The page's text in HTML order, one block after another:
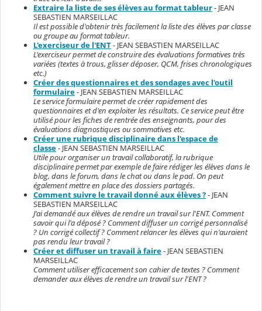
Extraire la liste de ses élèves au format tableur- JEAN
SEBASTIEN MARSEILLAC
Il est possible d'obtenir très facilement la liste des élèves par classe
ou groupe au format tableur.
L'exerciseur de l'ENT- JEAN SEBASTIEN MARSEILLAC
L'exerciseur permet de construire des évaluations formatives très
variées (textes à trous, glisser déposer, QCM, frises chronologiques
etc.)
Créer des questionnaires et des sondages avec l'outil
formulaire- JEAN SEBASTIEN MARSEILLAC
Le service formulaire permet de créer rapidement des
questionnaires et d'en exploiter les résultats. Ce service peut être
utilisé pour les fiches de rentrée des enseignants, pour des
évaluations diagnostiques ou sommatives etc.
Créer une rubrique disciplinaire dans l'espace de
classe- JEAN SEBASTIEN MARSEILLAC
Utile pour organiser un travail collaboratif, la rubrique
disciplinaire permet par exemple de faire rédiger les élèves dans le
blog, dans le forum, dans le chat ou dans le pad. On peut
également mettre en place des dossiers partagés.
Comment suivre le travail donné aux élèves ?- JEAN
SEBASTIEN MARSEILLAC
J'ai demandé aux élèves de rendre un travail sur l'ENT. Comment
savoir qui l'a déposé ? Comment diffuser un corrigé personnalisé
? Un corrigé collectif ? Comment relancer les élèves qui n'auraient
pas rendu leur travail ?
Créer et diffuser un travail à faire- JEAN SEBASTIEN
MARSEILLAC
Comment utiliser efficacement son cahier de textes ? Comment
demander aux élèves de rendre un travail sur l'ENT ?